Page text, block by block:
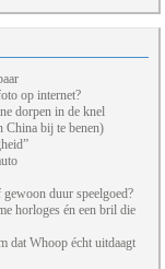
op internet?
dorpen in de knel
China bij te benen)
duur speelgoed?
horloges én een bril die
dat Whoop écht uitdaagt